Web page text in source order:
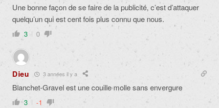
Une bonne façon de se faire de la publicité, c’est d’attaquer
quelqu’un qui est cent fois plus connu que nous.
3 0
Dieu 3 années il y a
Blanchet-Gravel est une couille molle sans envergure
3 -1